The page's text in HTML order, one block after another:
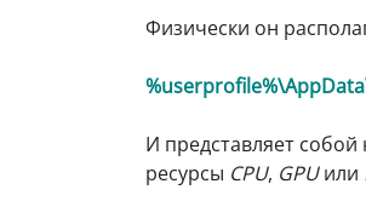
Физически он
И представляет
ресурсы CPU, GPUили